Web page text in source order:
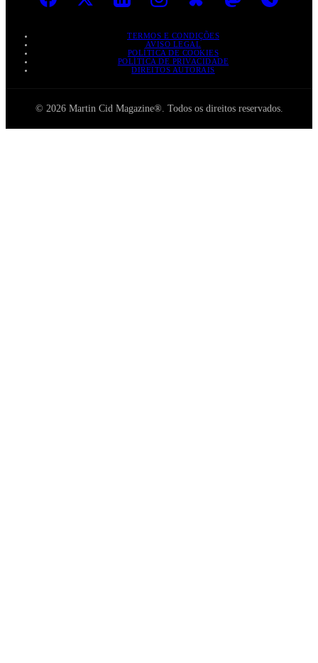
TERMOS E CONDIÇÕES
AVISO LEGAL
POLÍTICA DE COOKIES
POLÍTICA DE PRIVACIDADE
DIREITOS AUTORAIS
© 2026 Martin Cid Magazine®. Todos os direitos reservados.